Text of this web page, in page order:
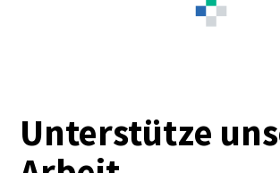
Unterstütze